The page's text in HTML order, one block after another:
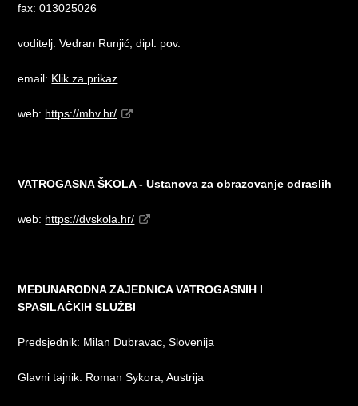
fax: 013025026
voditelj: Vedran Runjić, dipl. pov.
email: Klik za prikaz
web: https://mhv.hr/
VATROGASNA ŠKOLA - Ustanova za obrazovanje odraslih
web: https://dvskola.hr/
MEĐUNARODNA ZAJEDNICA VATROGASNIH I
SPASILAČKIH SLUŽBI
Predsjednik: Milan Dubravac, Slovenija
Glavni tajnik: Roman Sykora, Austrija